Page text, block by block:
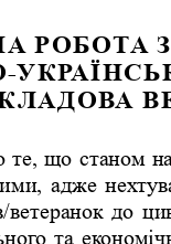
РОБОТА
те, що станом
адже
ветеранок до
та